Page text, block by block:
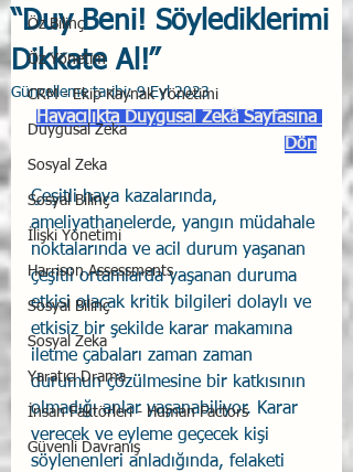
Öz Bilinç
Öz Yönetim
CRM - Ekip Kaynak Yönetimi
Duygusal Zeka
Sosyal Zeka
Sosyal Bilinç
İlişki Yönetimi
Harrison Assessments
Sosyal Bilinç
Sosyal Zeka
Yaratıcı Drama
İnsan Faktörleri - Human Factors
Güvenli Davranış
“Duy Beni! Söylediklerimi
Dikkate Al!”
Güncelleme tarihi:9 Eyl 2023
Havacılıkta Duygusal Zekâ Sayfasına
Dön
Çeşitli hava kazalarında,
ameliyathanelerde, yangın müdahale
noktalarında ve acil durum yaşanan
çeşitli ortamlarda yaşanan duruma
etkisi olacak kritik bilgileri dolaylı ve
etkisiz bir şekilde karar makamına
iletme çabaları zaman zaman
durumun çözülmesine bir katkısının
olmadığı anlar yaşanabiliyor. Karar
verecek ve eyleme geçecek kişi
söylenenleri anladığında, felaketi